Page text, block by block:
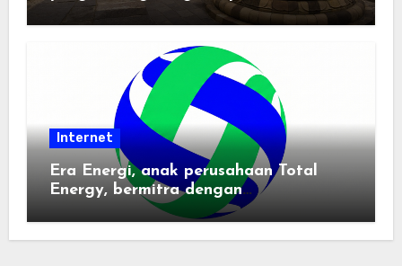
Pemindai PDF
Internet
Era Energi, anak perusahaan Total
Energy, bermitra dengan
Zhuochuangtong untuk mempercepat
transisi energi Indonesia — raksasa